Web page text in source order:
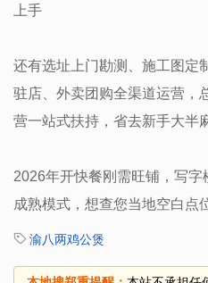
上手
还有选址上门勘测、施工图定
驻店、外卖团购全渠道运营，
营一站式扶持，省去新手大半
2026年开快餐刚需旺铺，写
成熟模式，想查您当地空白点
渝八两鸡公煲